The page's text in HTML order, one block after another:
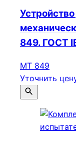
849. ГОСТ
МТ 849
Уточнить